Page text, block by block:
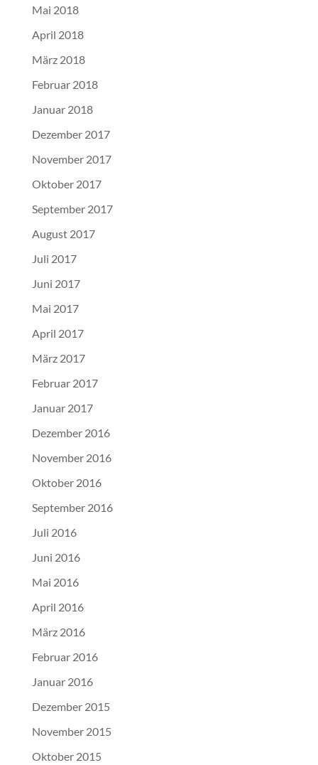
Mai 2018
April 2018
März 2018
Februar 2018
Januar 2018
Dezember 2017
November 2017
Oktober 2017
September 2017
August 2017
Juli 2017
Juni 2017
Mai 2017
April 2017
März 2017
Februar 2017
Januar 2017
Dezember 2016
November 2016
Oktober 2016
September 2016
Juli 2016
Juni 2016
Mai 2016
April 2016
März 2016
Februar 2016
Januar 2016
Dezember 2015
November 2015
Oktober 2015